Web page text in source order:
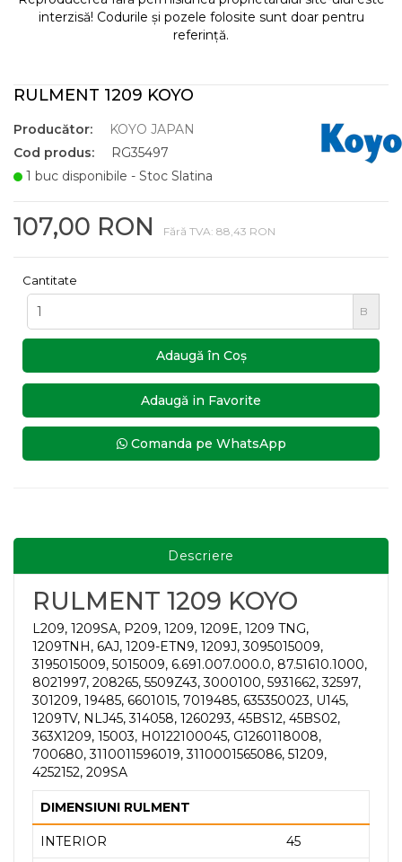
interzisă! Codurile și pozele folosite sunt doar pentru
referință.
RULMENT 1209 KOYO
Producător:
KOYO JAPAN
Cod produs:
RG35497
1 buc disponibile - Stoc Slatina
107,00 RON Fără TVA: 88,43 RON
Cantitate
B
Adaugă în Coş
Adaugă in Favorite
Comanda pe WhatsApp
Descriere
RULMENT 1209 KOYO
L209, 1209SA, P209, 1209, 1209E, 1209 TNG,
1209TNH, 6AJ, 1209-ETN9, 1209J, 3095015009,
3195015009, 5015009, 6.691.007.000.0, 87.51610.1000,
8021997, 208265, 5509Z43, 3000100, 5931662, 32597,
301209, 19485, 6601015, 7019485, 635350023, U145,
1209TV, NLJ45, 314058, 1260293, 45BS12, 45BS02,
363X1209, 15003, H0122100045, G1260118008,
700680, 3110011596019, 3110001565086, 51209,
4252152, 209SA
DIMENSIUNI RULMENT
INTERIOR 45